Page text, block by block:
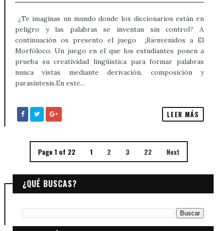
¿Te imaginas un mundo donde los diccionarios están en
peligro y las palabras se inventan sin control? A
continuación os presento el juego ¡Bienvenidos a El
Morfóloco. Un juego en el que los estudiantes ponen a
prueba su creatividad lingüística para formar palabras
nunca vistas mediante derivación, composición y
parasíntesis.En este...
LEER MÁS
Page 1 of 22 1 2 3 22 Next
¿QUÉ BUSCAS?